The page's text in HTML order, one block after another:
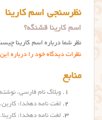
نظرسنجی اسم کارینا
اسم کارینا قشنگه؟
نظر شما درباره اسم كارينا
نظرات دیدگاه خود را درباره
منابع
وبلاگ نام فارسی، نوشته
لغت نامه دهخدا: کارین.
لغت نامه دهخدا: کارینا.